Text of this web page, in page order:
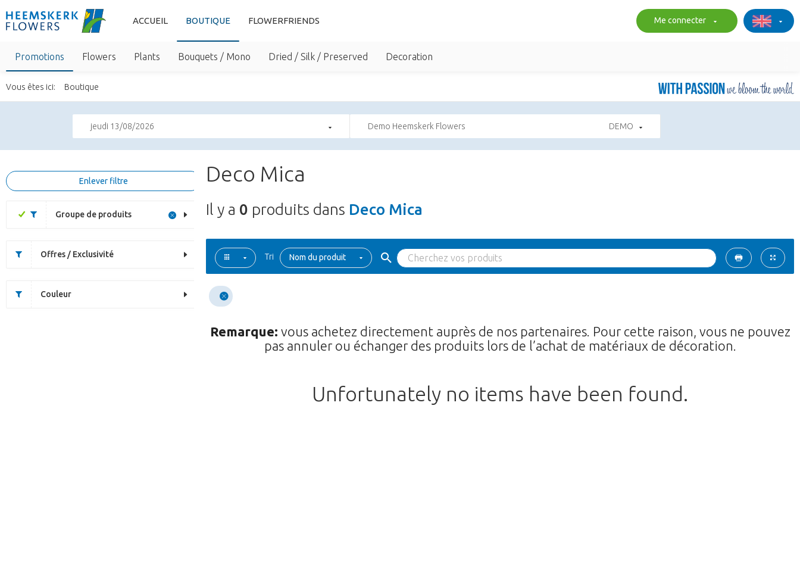
ACCUEIL BOUTIQUE FLOWERFRIENDS Me connecter
Promotions Flowers Plants Bouquets / Mono Dried / Silk / Preserved Decoration
Vous êtes ici: Boutique
jeudi 13/08/2026 Demo Heemskerk Flowers DEMO
Enlever filtre
Groupe de produits
Offres / Exclusivité
Couleur
Deco Mica
Il y a 0 produits dans Deco Mica
Tri Nom du produit
Remarque: vous achetez directement auprès de nos partenaires. Pour cette raison, vous ne pouvez
pas annuler ou échanger des produits lors de l’achat de matériaux de décoration.
Unfortunately no items have been found.